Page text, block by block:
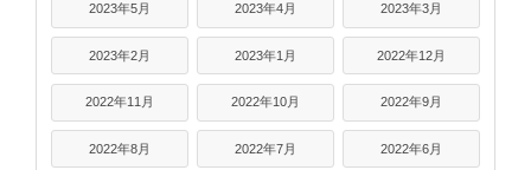
2023年5月 2023年4月 2023年3月
2023年2月 2023年1月 2022年12月
2022年11月 2022年10月 2022年9月
2022年8月 2022年7月 2022年6月